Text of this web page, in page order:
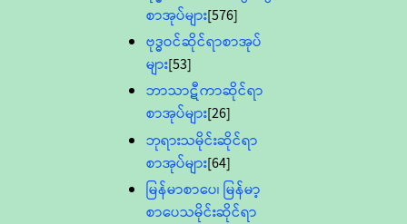
စာအုပ်များ[576]
ဗုဒ္ဓဝင်ဆိုင်ရာစာအုပ်
များ[53]
ဘာသာဋီကာဆိုင်ရာ
စာအုပ်များ[26]
ဘုရားသမိုင်းဆိုင်ရာ
စာအုပ်များ[64]
မြန်မာစာပေ၊ မြန်မာ့
စာပေသမိုင်းဆိုင်ရာ